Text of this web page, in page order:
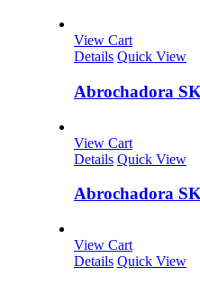
View Cart
Details Quick View
Abrochadora
View Cart
Details Quick View
Abrochadora
View Cart
Details Quick View